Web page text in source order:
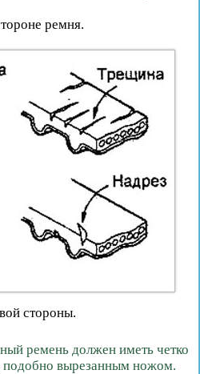
ремня.
стороны.
ремень должен иметь четко
подобно вырезанным ножом.